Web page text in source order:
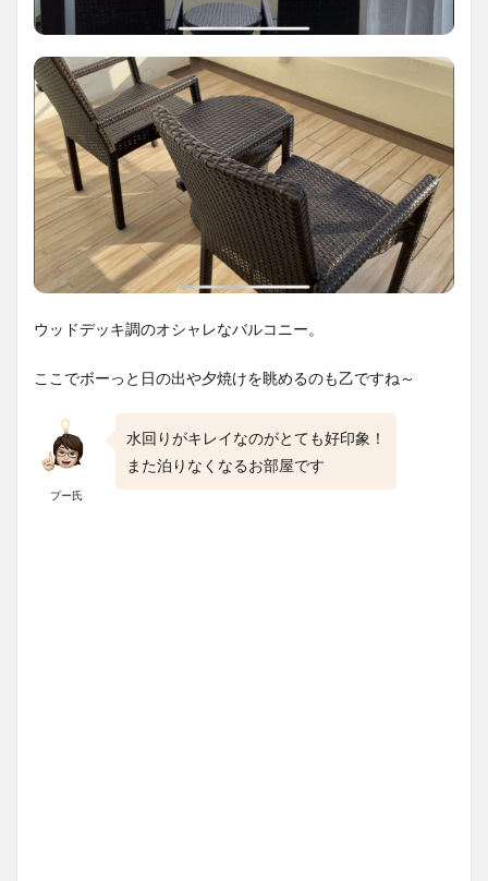
ウッドデッキ調のオシャレなバルコニー。
ここでボーっと日の出や夕焼けを眺めるのも乙ですね～
プー氏
水回りがキレイなのがとても好印象！
また泊りなくなるお部屋です